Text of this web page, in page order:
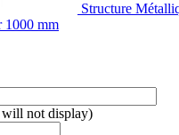
Structure
1000 mm
not display)